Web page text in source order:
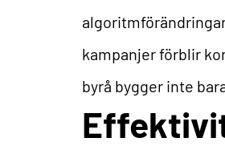
kampanjer förblir
byrå bygger inte